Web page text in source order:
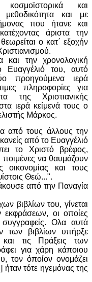
και
και με
που ήτανε και
άριστα την
ο κατ΄ εξοχήν
και την χρονολογική
Ευαγγέλιό του, αυτό
προηγούμενα ιερά
πληροφορίες για
της Χριστιανικής
ιερά κείμενά τους ο
Μάρκος.
από τους άλλους την
από το Ευαγγέλιό
το Χριστό βρέφος,
να θαυμάζουν
και τους
Θεώ...".
από την Παναγία
βιβλίων του, γίνεται
εκφράσεων, οι οποίες
συγγραφείς. Ολα αυτά
των βιβλίων υπήρξε
τις Πράξεις των
για χάρη κάποιου
τον όποίον ονομάζει
τότε ηγεμόνας της